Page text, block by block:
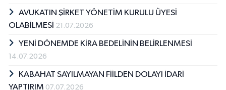
AVUKATIN ŞİRKET YÖNETİM KURULU ÜYESİ
OLABİLMESİ 21.07.2026
YENİ DÖNEMDE KİRA BEDELİNİN BELİRLENMESİ
14.07.2026
KABAHAT SAYILMAYAN FİİLDEN DOLAYI İDARİ
YAPTIRIM 07.07.2026